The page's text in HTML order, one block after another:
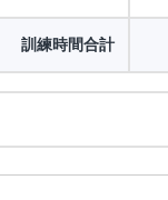
訓練時間合計